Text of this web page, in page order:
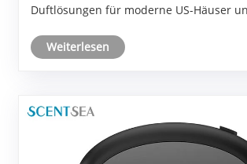
Duftlösungen für moderne US-Häuser
Weiterlesen